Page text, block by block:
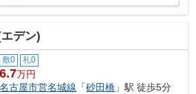
デン)
敷0 礼0
6.7万円
名古屋市営名城線 「砂田橋 」駅 徒歩5分